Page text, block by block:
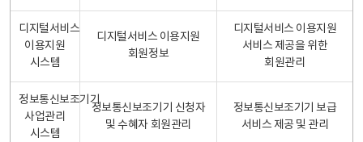
디지털서비스
이용지원
시스템
디지털서비스 이용지원
회원정보
디지털서비스 이용지원
서비스 제공을 위한
회원관리
정보통신보조기기
사업관리
시스템
정보통신보조기기 신청자
및 수혜자 회원관리
정보통신보조기기 보급
서비스 제공 및 관리